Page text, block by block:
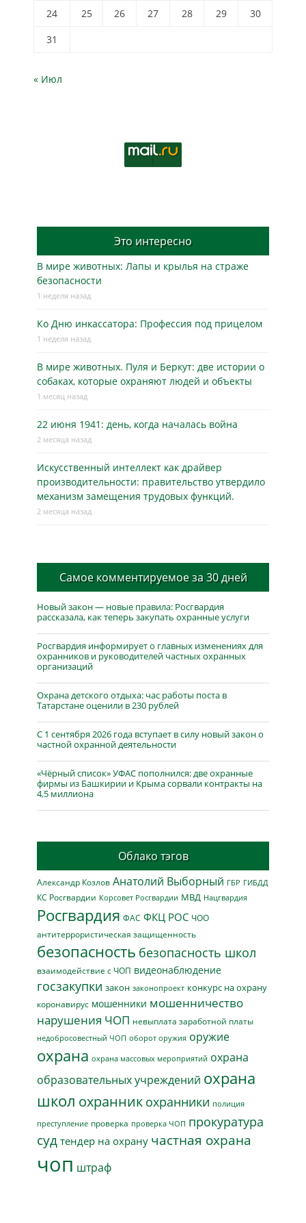
24
25 26 27 28 29
30
31
« Июл
Это интересно
В мире животных: Лапы и крылья на страже
безопасности
1 неделя назад
Ко Дню инкассатора: Профессия под прицелом
1 неделя назад
В мире животных. Пуля и Беркут: две истории о
собаках, которые охраняют людей и объекты
1 месяц назад
22 июня 1941: день, когда началась война
2 месяца назад
Искусственный интеллект как драйвер
производительности: правительство утвердило
механизм замещения трудовых функций.
2 месяца назад
Самое комментируемое за 30 дней
Новый закон — новые правила: Росгвардия
рассказала, как теперь закупать охранные услуги
Росгвардия информирует о главных изменениях для
охранников и руководителей частных охранных
организаций
Охрана детского отдыха: час работы поста в
Татарстане оценили в 230 рублей
С 1 сентября 2026 года вступает в силу новый закон о
частной охранной деятельности
«Чёрный список» УФАС пополнился: две охранные
фирмы из Башкирии и Крыма сорвали контракты на
4,5 миллиона
Облако тэгов
Александр Козлов Анатолий Выборный ГБР ГИБДД
КС Росгвардии Корсовет Росгвардии МВД Нацгвардия
Росгвардия ФАС ФКЦ РОС ЧОО
антитеррористическая защищенность
безопасность безопасность школ
взаимодействие с ЧОП видеонаблюдение
госзакупки закон законопроект конкурс на охрану
коронавирус мошенники мошенничество
нарушения ЧОП невыплата заработной платы
недобросовестный ЧОП оборот оружия оружие
охрана охрана массовых мероприятий охрана
образовательных учреждений охрана
школ охранник охранники полиция
преступление проверка проверка ЧОП прокуратура
суд тендер на охрану частная охрана
чоп штраф